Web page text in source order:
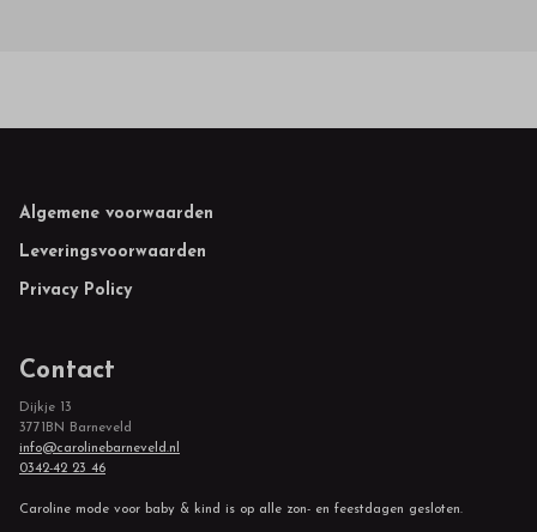
Footer
Algemene voorwaarden
Leveringsvoorwaarden
Privacy Policy
Contact
Dijkje 13
3771BN Barneveld
info@carolinebarneveld.nl
0342-42 23 46
Caroline mode voor baby & kind is op alle zon- en feestdagen gesloten.